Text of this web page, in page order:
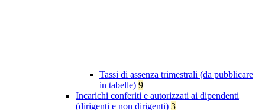
Tassi di assenza trimestrali (da pubblicare
in tabelle) 9
Incarichi conferiti e autorizzati ai dipendenti
(dirigenti e non dirigenti) 3